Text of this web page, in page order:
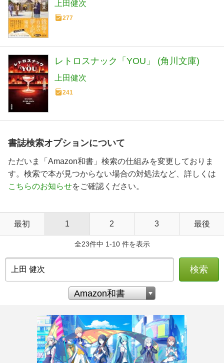
上田健次
277
レトロスナック「YOU」 (角川文庫)
上田健次
241
書誌検索オプションについて
ただいま「Amazon和書」検索の仕組みを変更しておりま
す。検索で本が見つからない場合の対処法など、詳しくは
こちらのお知らせをご確認ください。
最初 1 2 3 最後
全23件中 1-10 件を表示
検索